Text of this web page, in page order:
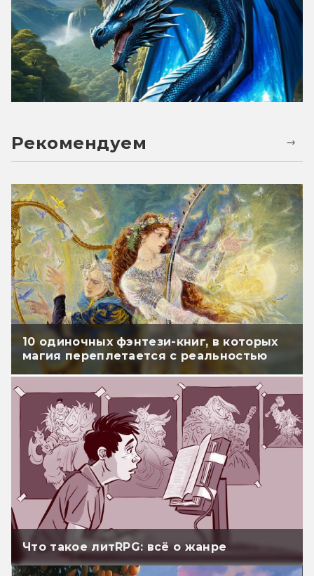
Рекомендуем
10 одиночных фэнтези-книг, в которых
магия переплетается с реальностью
Что такое литRPG: всё о жанре